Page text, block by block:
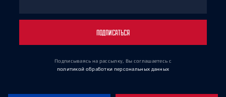
ПОДПИСАТЬСЯ
Подписываясь на рассылку, Вы соглашаетесь с
политикой обработки персональных данных